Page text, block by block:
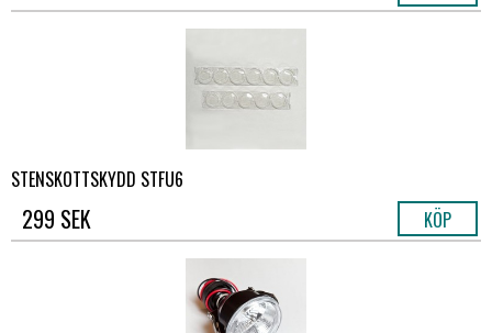
STENSKOTTSKYDD STFU6
299 SEK KÖP